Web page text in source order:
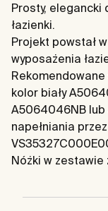
Prosty, elegancki
łazienki.
Projekt powstał
wyposażenia
kolor biały
A5064046NB lub
napełniania
Nóżki w zestawie